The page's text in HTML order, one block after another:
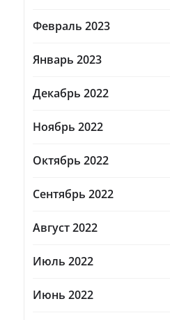
Февраль 2023
Январь 2023
Декабрь 2022
Ноябрь 2022
Октябрь 2022
Сентябрь 2022
Август 2022
Июль 2022
Июнь 2022